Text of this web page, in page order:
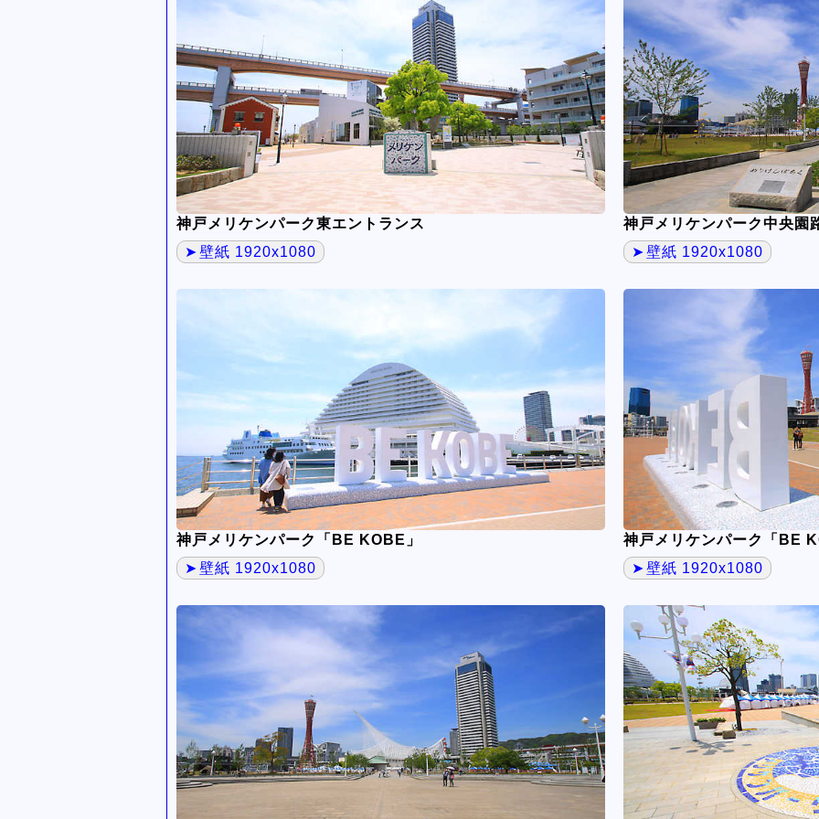
神戸メリケンパーク東エントランス
壁紙 1920x1080
神戸メリケンパーク中央園
壁紙 1920x1080
神戸メリケンパーク「BE KOBE」
壁紙 1920x1080
神戸メリケンパーク「BE
壁紙 1920x1080